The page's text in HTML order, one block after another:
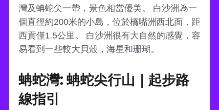
灣及蚺蛇尖一帶，景色相當優美。 白沙洲為一
個直徑約200米的小島，位於橋嘴洲西北面，距
西貢僅1.5公里。 白沙洲很有大自然的感覺，容
易看到一些較大貝殼，海星和珊瑚。
蚺蛇灣: 蚺蛇尖行山｜起步路
線指引